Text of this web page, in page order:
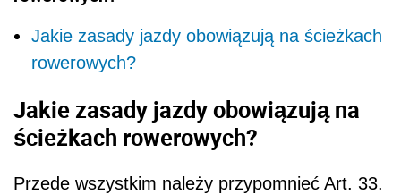
Jakie zasady jazdy obowiązują na ścieżkach
rowerowych?
Jakie zasady jazdy obowiązują na
ścieżkach rowerowych?
Przede wszystkim należy przypomnieć Art. 33.